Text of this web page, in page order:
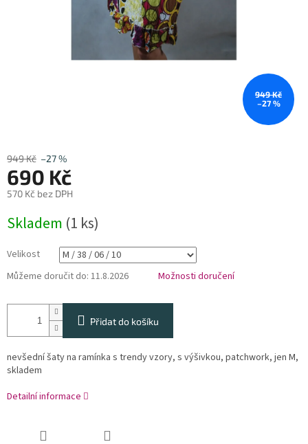
949 Kč
–27 %
949 Kč –27 %
690 Kč
570 Kč bez DPH
cena:
Skladem (1 ks)
Velikost
Můžeme doručit do: 11.8.2026 Možnosti doručení
Přidat do košíku
nevšední šaty na ramínka s trendy vzory, s výšivkou, patchwork, jen M,
skladem
Detailní informace